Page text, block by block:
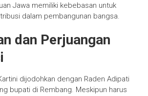
Jawa memiliki kebebasan untuk
dalam pembangunan bangsa.
dan Perjuangan
dijodohkan dengan Raden Adipati
bupati di Rembang. Meskipun harus